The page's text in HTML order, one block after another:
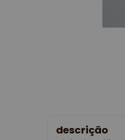
descrição